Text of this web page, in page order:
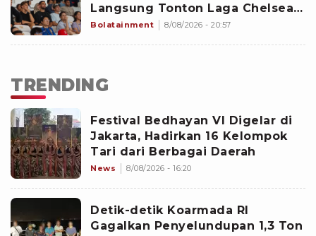
Langsung Tonton Laga Chelsea
Menghadapi AC Milan di GBK
Bolatainment 8/08/2026 - 20:57
TRENDING
Festival Bedhayan VI Digelar di
Jakarta, Hadirkan 16 Kelompok
Tari dari Berbagai Daerah
News 8/08/2026 - 16:20
Detik-detik Koarmada RI
Gagalkan Penyelundupan 1,3 Ton